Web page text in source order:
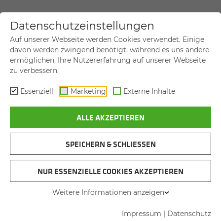
IHR ANLIEGEN
Allgemeine Anfrage
Neumaschine kaufen
Gebrauchtmaschine kaufen
Service
Ersatzteile
Refurbishment
Datenschutzeinstellungen
Auf unserer Webseite werden Cookies verwendet. Einige
davon werden zwingend benötigt, während es uns andere
ermöglichen, Ihre Nutzererfahrung auf unserer Webseite
zu verbessern.
Essenziell Marketing Externe Inhalte
ALLE AKZEPTIEREN
SPEICHERN & SCHLIESSEN
NUR ESSENZIELLE COOKIES AKZEPTIEREN
Weitere Informationen anzeigen
Impressum | Datenschutz